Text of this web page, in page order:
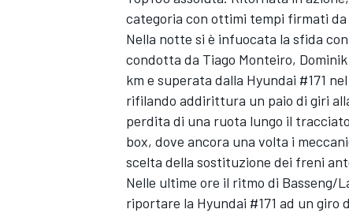
ENDURANCE/GT
categoria con ottimi tempi firmati
Nella notte si è infuocata la sfida
condotta da Tiago Monteiro,
km e superata dalla Hyundai #171
rifilando addirittura un paio di giri
perdita di una ruota lungo il
box, dove ancora una volta i
scelta della sostituzione dei freni
Nelle ultime ore il ritmo di
riportare la Hyundai #171 ad un